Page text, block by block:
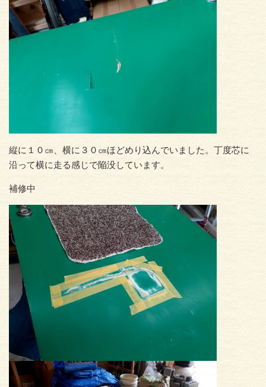
縦に１０㎝、横に３０㎝ほどめり込んでいました。丁度芯に
沿って横に走る感じで陥没しています。
補修中